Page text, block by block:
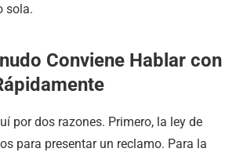
sola.
Conviene Hablar con
por dos razones. Primero, la ley de
para presentar un reclamo. Para la